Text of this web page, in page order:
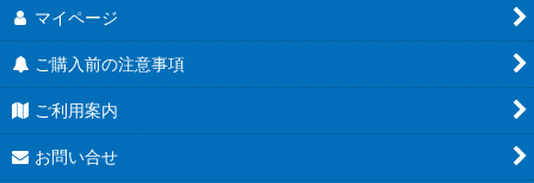
マイページ
ご購入前の注意事項
ご利用案内
お問い合せ